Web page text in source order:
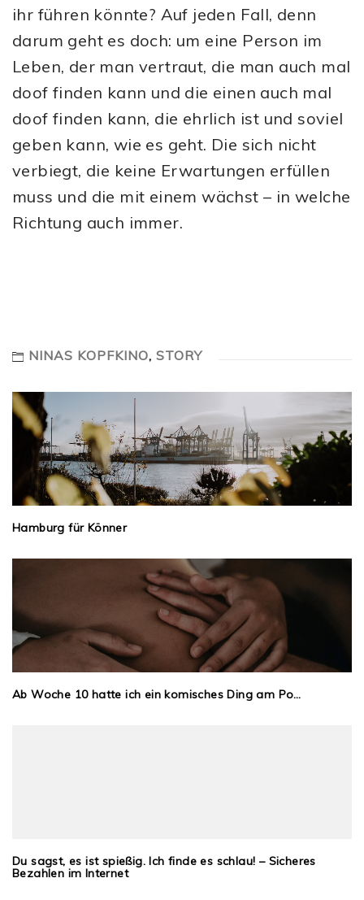
ihr führen könnte? Auf jeden Fall, denn
darum geht es doch: um eine Person im
Leben, der man vertraut, die man auch mal
doof finden kann und die einen auch mal
doof finden kann, die ehrlich ist und soviel
geben kann, wie es geht. Die sich nicht
verbiegt, die keine Erwartungen erfüllen
muss und die mit einem wächst – in welche
Richtung auch immer.
NINAS KOPFKINO, STORY
Hamburg für Könner
Ab Woche 10 hatte ich ein komisches Ding am Po…
Du sagst, es ist spießig. Ich finde es schlau! – Sicheres
Bezahlen im Internet